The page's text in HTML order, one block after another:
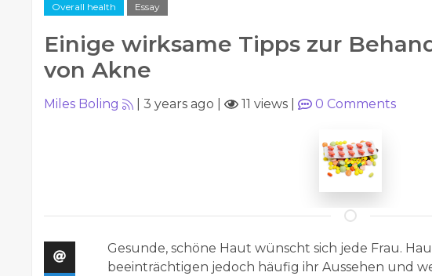
Overall health Essay
Einige wirksame Tipps zur
von Akne
Miles Boling 3 years ago 11 views 0 Comments
Gesunde, schöne Haut wünscht sich jede Frau.
beeinträchtigen jedoch häufig ihr Aussehen und